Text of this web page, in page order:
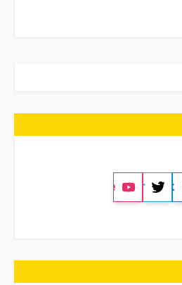
Facebook
Twitter
YouTube